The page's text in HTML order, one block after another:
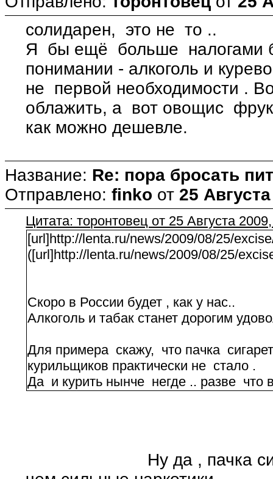
солидарен, это не то ..
Я бы ещё больше налогами
понимании - алкоголь и
не первой необходимости .
облажить, а вот овощис
как можно дешевле.
Название: Re: пора бросать
Отправлено: finko от 25
Цитата: торонтовец от 25 Августа
[url]http://lenta.ru/news/2009/08/25/
([url]http://lenta.ru/news/2009/08/25/
Скоро в России будет , как у нас..
Алкоголь и табак станет дорогим
Для примера скажу, что пачка
курильщиков практически не стало .
Да и курить нынче негде .. разве что
Ну да , пачка сигарет